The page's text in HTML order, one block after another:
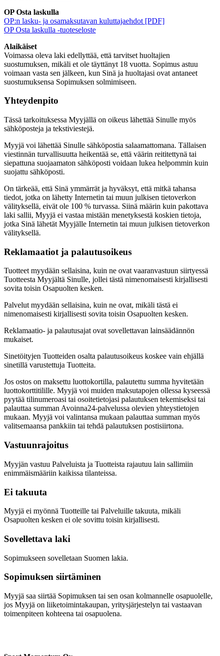
OP Osta laskulla
OP:n lasku- ja osamaksutavan kuluttajaehdot [PDF]
OP Osta laskulla -tuoteseloste
Alaikäiset
Voimassa oleva laki edellyttää, että tarvitset huoltajien
suostumuksen, mikäli et ole täyttänyt 18 vuotta. Sopimus astuu
voimaan vasta sen jälkeen, kun Sinä ja huoltajasi ovat antaneet
suostumuksensa Sopimuksen solmimiseen.
Yhteydenpito
Tässä tarkoituksessa Myyjällä on oikeus lähettää Sinulle myös
sähköposteja ja tekstiviestejä.
Myyjä voi lähettää Sinulle sähköpostia salaamattomana. Tällaisen
viestinnän turvallisuutta heikentää se, että väärin reititettynä tai
siepattuna suojaamaton sähköposti voidaan lukea helpommin kuin
suojattu sähköposti.
On tärkeää, että Sinä ymmärrät ja hyväksyt, että mitkä tahansa
tiedot, jotka on lähetty Internetin tai muun julkisen tietoverkon
välityksellä, eivät ole 100 % turvassa. Siinä määrin kuin pakottava
laki sallii, Myyjä ei vastaa mistään menetyksestä koskien tietoja,
jotka Sinä lähetät Myyjälle Internetin tai muun julkisen tietoverkon
välityksellä.
Reklamaatiot ja palautusoikeus
Tuotteet myydään sellaisina, kuin ne ovat vaaranvastuun siirtyessä
Tuotteesta Myyjältä Sinulle, jollei tästä nimenomaisesti kirjallisesti
sovita toisin Osapuolten kesken.
Palvelut myydään sellaisina, kuin ne ovat, mikäli tästä ei
nimenomaisesti kirjallisesti sovita toisin Osapuolten kesken.
Reklamaatio- ja palautusajat ovat sovellettavan lainsäädännön
mukaiset.
Sinetöityjen Tuotteiden osalta palautusoikeus koskee vain ehjällä
sinetillä varustettuja Tuotteita.
Jos ostos on maksettu luottokortilla, palautettu summa hyvitetään
luottokorttitilille. Myyjä voi muiden maksutapojen ollessa kyseessä
pyytää tilinumeroasi tai osoitetietojasi palautuksen tekemiseksi tai
palauttaa summan Avoinna24-palvelussa olevien yhteystietojen
mukaan. Myyjä voi valintansa mukaan palauttaa summan myös
valitsemaansa pankkiin tai tehdä palautuksen postisiirtona.
Vastuunrajoitus
Myyjän vastuu Palveluista ja Tuotteista rajautuu lain sallimiin
enimmäismääriin kaikissa tilanteissa.
Ei takuuta
Myyjä ei myönnä Tuotteille tai Palveluille takuuta, mikäli
Osapuolten kesken ei ole sovittu toisin kirjallisesti.
Sovellettava laki
Sopimukseen sovelletaan Suomen lakia.
Sopimuksen siirtäminen
Myyjä saa siirtää Sopimuksen tai sen osan kolmannelle osapuolelle,
jos Myyjä on liiketoimintakaupan, yritysjärjestelyn tai vastaavan
toimenpiteen kohteena tai osapuolena.